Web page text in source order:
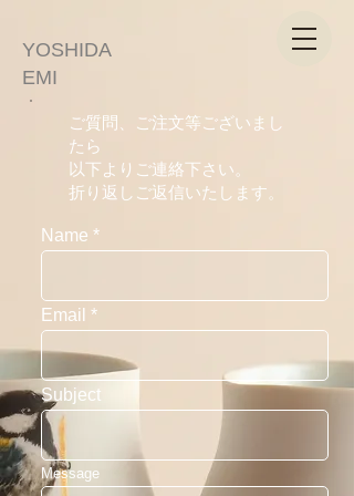
YOSHIDA
EMI
ご質問、ご注文等ございまし
たら
以下よりご連絡下さい。
折り返しご返信いたします。
Name
Email
Subject
Message